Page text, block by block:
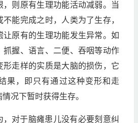
，则原有生理功能活动减弱。当
能完成之时，人类为了生存，
让原有的生理功能发生异常。如
抓握、语言、二便、吞咽等动作
形走样的实质是大脑的损伤，它
果，即只有通过这种变形和走
况下暂时获得生存。
，对于脑瘫患儿没有必要刻意纠